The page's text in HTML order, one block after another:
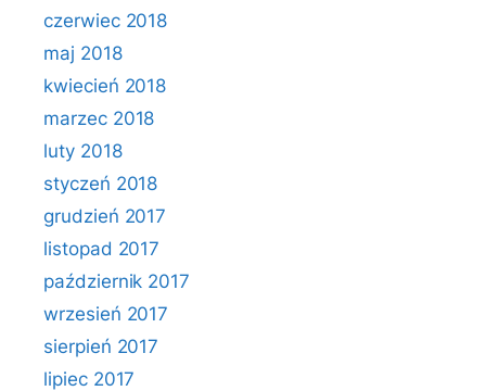
czerwiec 2018
maj 2018
kwiecień 2018
marzec 2018
luty 2018
styczeń 2018
grudzień 2017
listopad 2017
październik 2017
wrzesień 2017
sierpień 2017
lipiec 2017